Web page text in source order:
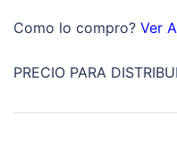
=8mm
Como lo compro? Ver
PRECIO PARA